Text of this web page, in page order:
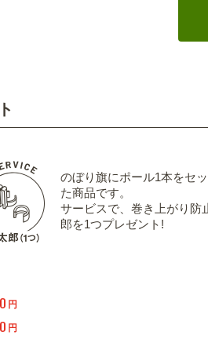
のぼり旗にポール1本をセ
た商品です。
サービスで、巻き上がり防
郎を1つプレゼント!
円
円